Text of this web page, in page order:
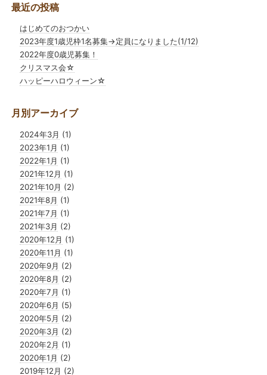
ン
最近の投稿
はじめてのおつかい
2023年度1歳児枠1名募集→定員になりました(1/12)
2022年度0歳児募集！
クリスマス会☆
ハッピーハロウィーン☆
月別アーカイブ
2024年3月 (1)
2023年1月 (1)
2022年1月 (1)
2021年12月 (1)
2021年10月 (2)
2021年8月 (1)
2021年7月 (1)
2021年3月 (2)
2020年12月 (1)
2020年11月 (1)
2020年9月 (2)
2020年8月 (2)
2020年7月 (1)
2020年6月 (5)
2020年5月 (2)
2020年3月 (2)
2020年2月 (1)
2020年1月 (2)
2019年12月 (2)